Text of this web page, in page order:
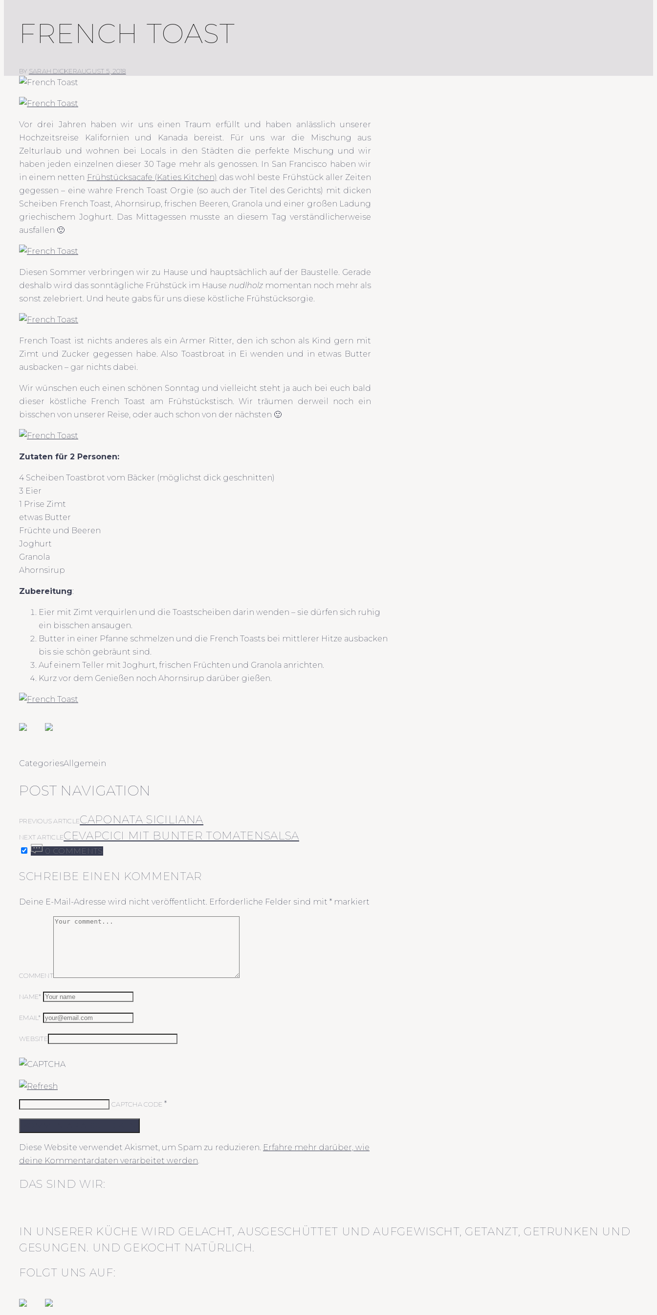
FRENCH TOAST
BY SARAH DICKERAUGUST 5, 2018
Vor drei Jahren haben wir uns einen Traum erfüllt und haben anlässlich unserer
Hochzeitsreise Kalifornien und Kanada bereist. Für uns war die Mischung aus
Zelturlaub und wohnen bei Locals in den Städten die perfekte Mischung und wir
haben jeden einzelnen dieser 30 Tage mehr als genossen. In San Francisco haben wir
in einem netten Frühstücksacafe (Katies Kitchen) das wohl beste Frühstück aller Zeiten
gegessen – eine wahre French Toast Orgie (so auch der Titel des Gerichts) mit dicken
Scheiben French Toast, Ahornsirup, frischen Beeren, Granola und einer großen Ladung
griechischem Joghurt. Das Mittagessen musste an diesem Tag verständlicherweise
ausfallen 🙂
Diesen Sommer verbringen wir zu Hause und hauptsächlich auf der Baustelle. Gerade
deshalb wird das sonntägliche Frühstück im Hause nudlholz momentan noch mehr als
sonst zelebriert. Und heute gabs für uns diese köstliche Frühstücksorgie.
French Toast ist nichts anderes als ein Armer Ritter, den ich schon als Kind gern mit
Zimt und Zucker gegessen habe. Also Toastbroat in Ei wenden und in etwas Butter
ausbacken – gar nichts dabei.
Wir wünschen euch einen schönen Sonntag und vielleicht steht ja auch bei euch bald
dieser köstliche French Toast am Frühstückstisch. Wir träumen derweil noch ein
bisschen von unserer Reise, oder auch schon von der nächsten 🙂
Zutaten für 2 Personen:
4 Scheiben Toastbrot vom Bäcker (möglichst dick geschnitten)
3 Eier
1 Prise Zimt
etwas Butter
Früchte und Beeren
Joghurt
Granola
Ahornsirup
Zubereitung:
Eier mit Zimt verquirlen und die Toastscheiben darin wenden – sie dürfen sich ruhig
ein bisschen ansaugen.
Butter in einer Pfanne schmelzen und die French Toasts bei mittlerer Hitze ausbacken
bis sie schön gebräunt sind.
Auf einem Teller mit Joghurt, frischen Früchten und Granola anrichten.
Kurz vor dem Genießen noch Ahornsirup darüber gießen.
CategoriesAllgemein
POST NAVIGATION
PREVIOUS ARTICLECAPONATA SICILIANA
NEXT ARTICLECEVAPCICI MIT BUNTER TOMATENSALSA
0 COMMENTS
SCHREIBE EINEN KOMMENTAR
Deine E-Mail-Adresse wird nicht veröffentlicht. Erforderliche Felder sind mit * markiert
COMMENT
NAME*
EMAIL*
WEBSITE
CAPTCHA CODE *
Diese Website verwendet Akismet, um Spam zu reduzieren. Erfahre mehr darüber, wie
deine Kommentardaten verarbeitet werden.
DAS SIND WIR:
IN UNSERER KÜCHE WIRD GELACHT, AUSGESCHÜTTET UND AUFGEWISCHT, GETANZT, GETRUNKEN UND
GESUNGEN. UND GEKOCHT NATÜRLICH.
FOLGT UNS AUF: